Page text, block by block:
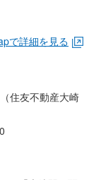
で詳細を見る
住友不動産大崎